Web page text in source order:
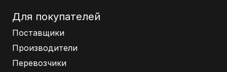
Для покупателей
Поставщики
Производители
Перевозчики